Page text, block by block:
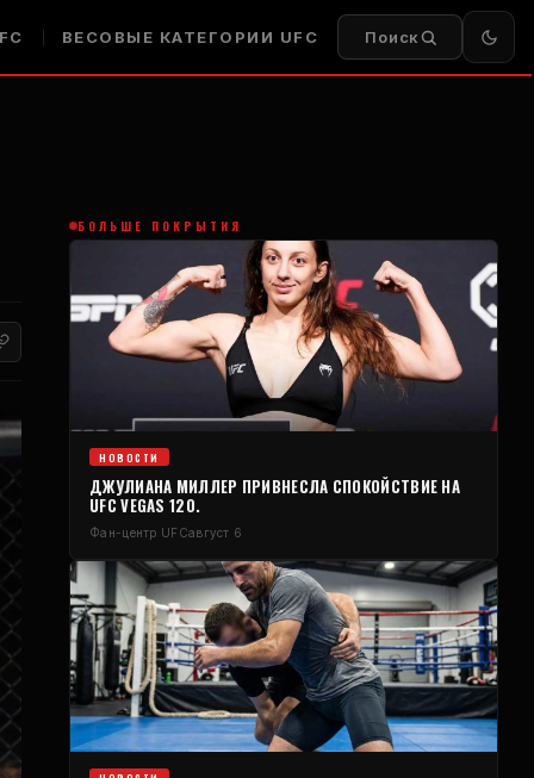
ВЕСОВЫЕ КАТЕГОРИИ UFC Поиск
БОЛЬШЕ ПОКРЫТИЯ
НОВОСТИ
ДЖУЛИАНА МИЛЛЕР ПРИВНЕСЛА СПОКОЙСТВИЕ НА
UFC VEGAS 120.
Фан-центр UFCавгуст 6